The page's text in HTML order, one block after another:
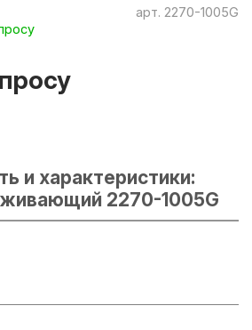
арт. 2270-1005G
и характеристики:
2270-1005G